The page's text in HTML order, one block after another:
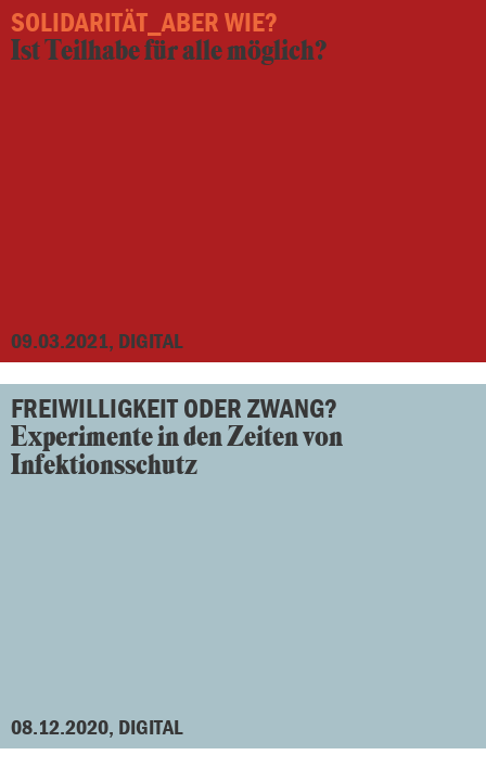
SOLIDARITÄT_ABER WIE?
Ist Teilhabe für alle möglich?
09.03.2021, DIGITAL
FREIWILLIGKEIT ODER ZWANG?
Experimente in den Zeiten von
Infektionsschutz
08.12.2020, DIGITAL